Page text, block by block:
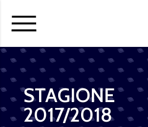
STAGIONE
2017/2018
ISCRIVITI ALLA
NEWSLETTER
APPROFITTA
DELL'OFFERTA!